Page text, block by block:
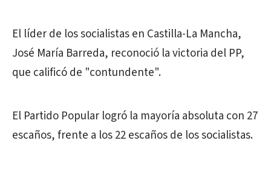
El líder de los socialistas en Castilla-La Mancha,
José María Barreda, reconoció la victoria del PP,
que calificó de "contundente".
El Partido Popular logró la mayoría absoluta con 27
escaños, frente a los 22 escaños de los socialistas.